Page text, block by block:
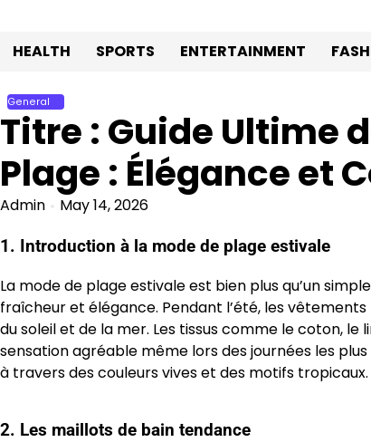
content
HEALTH SPORTS ENTERTAINMENT
General
Titre : Guide Ultime
Plage : Élégance et
Admin May 14, 2026
1. Introduction à la mode de plage estivale
La mode de plage estivale est bien plus qu’un
fraîcheur et élégance. Pendant l’été, les
du soleil et de la mer. Les tissus comme le coton,
sensation agréable même lors des journées les
à travers des couleurs vives et des motifs tropicaux.
2. Les maillots de bain tendance